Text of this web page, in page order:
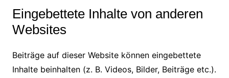
Eingebettete Inhalte von anderen
Websites
Beiträge auf dieser Website können eingebettete
Inhalte beinhalten (z. B. Videos, Bilder, Beiträge etc.).